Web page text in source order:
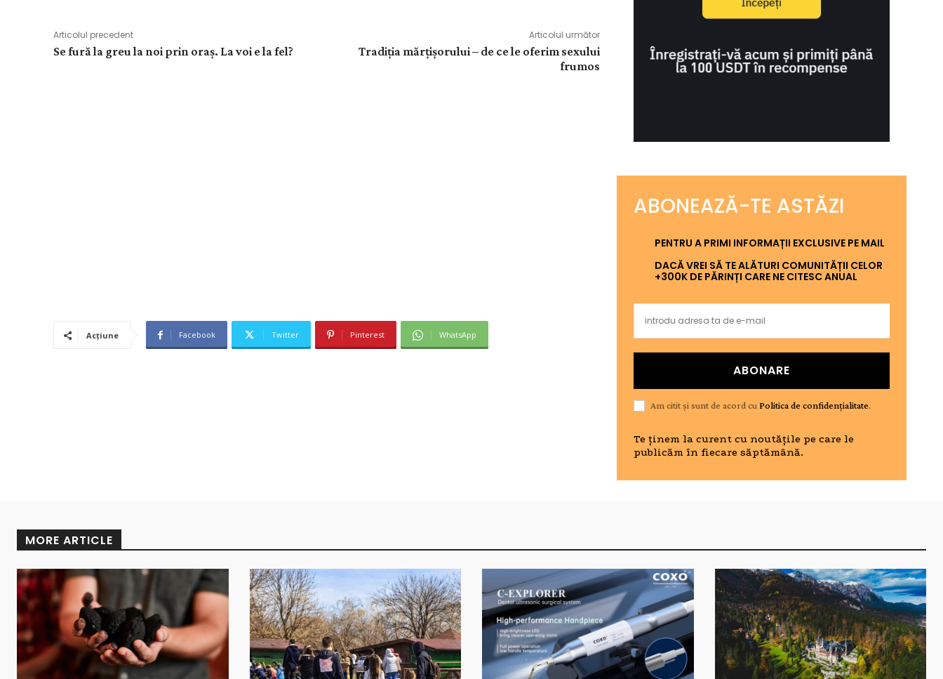
Articolul precedent
Se fură la greu la noi prin oraș. La voi e la fel?
Articolul următor
Tradiția mărțișorului – de ce le oferim sexului
frumos
Acțiune Facebook Twitter Pinterest WhatsApp
ABONEAZĂ-TE ASTĂZI
PENTRU A PRIMI INFORMAȚII EXCLUSIVE PE MAIL
DACĂ VREI SĂ TE ALĂTURI COMUNITĂȚII CELOR
+300K DE PĂRINȚI CARE NE CITESC ANUAL
ABONARE
Am citit și sunt de acord cuPolitica de confidențialitate.
Te ținem la curent cu noutățile pe care le
publicăm în fiecare săptămână.
MORE ARTICLE